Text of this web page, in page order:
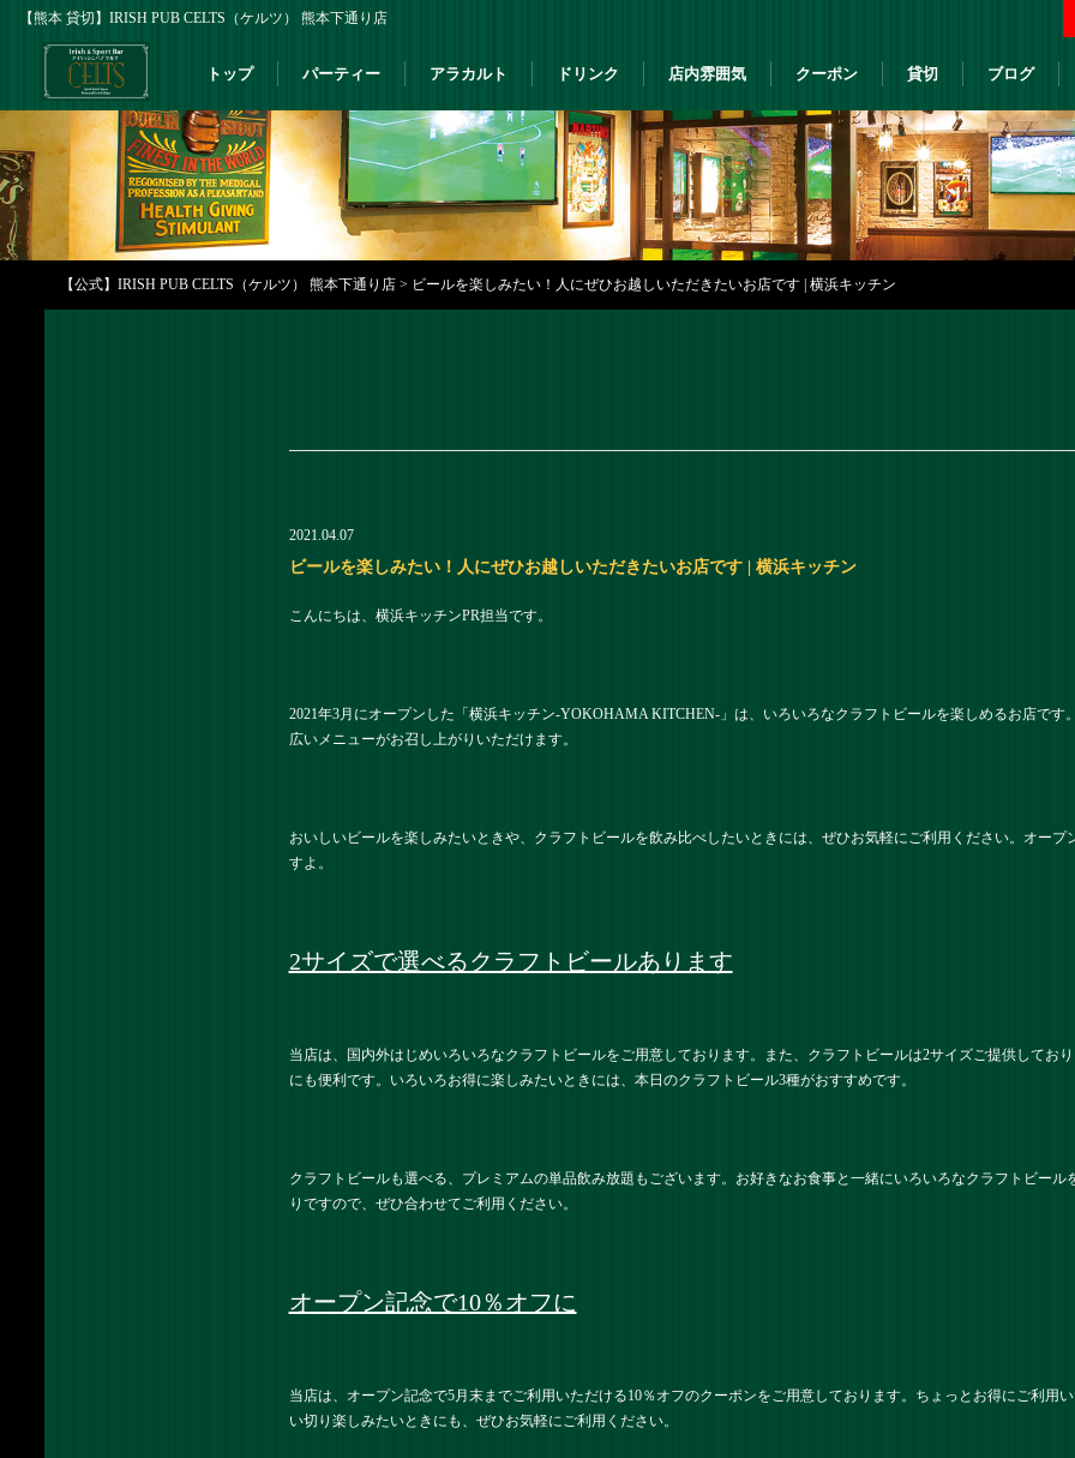
【熊本 貸切】IRISH PUB CELTS（ケルツ） 熊本下通り店
トップ パーティー アラカルト ドリンク 店内雰囲気 クーポン 貸切 ブログ
【公式】IRISH PUB CELTS（ケルツ） 熊本下通り店 > ビールを楽しみたい！人にぜひお越しいただきたいお店です | 横浜キッチン
2021.04.07
ビールを楽しみたい！人にぜひお越しいただきたいお店です | 横浜キッチン
こんにちは、横浜キッチンPR担当です。
2021年3月にオープンした「横浜キッチン-YOKOHAMA KITCHEN-」は、いろいろなクラフトビールを楽しめるお店です
広いメニューがお召し上がりいただけます。
おいしいビールを楽しみたいときや、クラフトビールを飲み比べしたいときには、ぜひお気軽にご利用ください。オー
すよ。
2サイズで選べるクラフトビールあります
当店は、国内外はじめいろいろなクラフトビールをご用意しております。また、クラフトビールは2サイズご提供してお
にも便利です。いろいろお得に楽しみたいときには、本日のクラフトビール3種がおすすめです。
クラフトビールも選べる、プレミアムの単品飲み放題もございます。お好きなお食事と一緒にいろいろなクラフトビー
りですので、ぜひ合わせてご利用ください。
オープン記念で10％オフに
当店は、オープン記念で5月末までご利用いただける10％オフのクーポンをご用意しております。ちょっとお得にご利用
い切り楽しみたいときにも、ぜひお気軽にご利用ください。